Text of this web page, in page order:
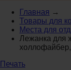
Главная →
Товары для
Места для
Лежанка для
холлофайбер,
Печать